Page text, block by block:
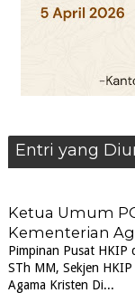
Entri yang
Ketua Umum
Kementerian
Pimpinan Pusat HKIP
STh MM, Sekjen
Agama Kristen Di...